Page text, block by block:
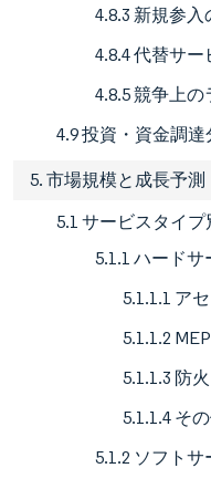
4.8.3 新規参入
4.8.4 代替サ
4.8.5 競争上
4.9 投資・資金調達
5. 市場規模と成長予測
5.1 サービスタイプ
5.1.1 ハードサ
5.1.1.1 ア
5.1.1.2
5.1.1.3 防
5.1.1.4 そ
5.1.2 ソフトサ